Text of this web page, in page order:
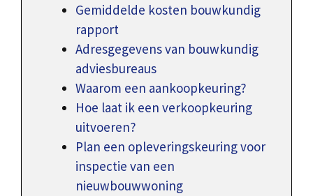
Gemiddelde kosten bouwkundig
rapport
Adresgegevens van bouwkundig
adviesbureaus
Waarom een aankoopkeuring?
Hoe laat ik een verkoopkeuring
uitvoeren?
Plan een opleveringskeuring voor
inspectie van een
nieuwbouwwoning